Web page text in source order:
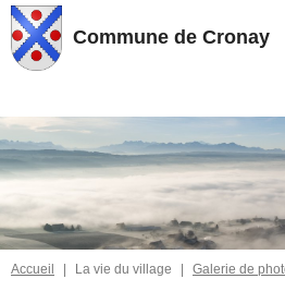
Commune de Cronay
Accueil | La vie du village | Galerie de